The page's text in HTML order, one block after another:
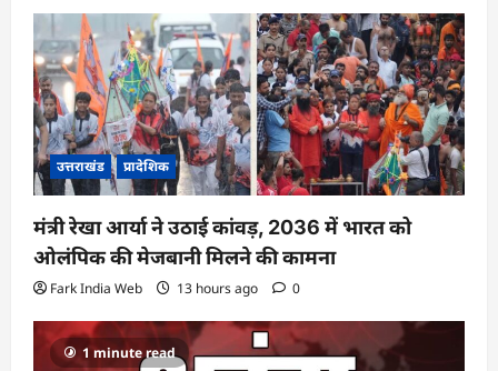
उत्तराखंड प्रादेशिक
मंत्री रेखा आर्या ने उठाई कांवड़, 2036 में भारत को
ओलंपिक की मेजबानी मिलने की कामना
Fark India Web 13 hours ago 0
1 minute read